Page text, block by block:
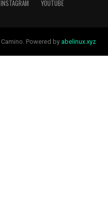
INSTAGRAM YOUTUBE
Powered by abelinux.xyz